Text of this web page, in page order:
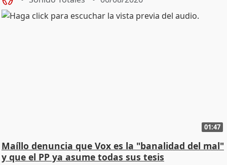
01:47
Maíllo denuncia que Vox es la "banalidad del mal"
y que el PP ya asume todas sus tesis